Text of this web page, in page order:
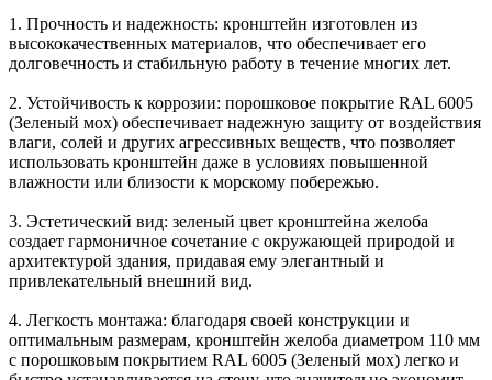
1. Прочность и надежность: кронштейн изготовлен из
высококачественных материалов, что обеспечивает его
долговечность и стабильную работу в течение многих лет.
2. Устойчивость к коррозии: порошковое покрытие RAL 6005
(Зеленый мох) обеспечивает надежную защиту от воздействия
влаги, солей и других агрессивных веществ, что позволяет
использовать кронштейн даже в условиях повышенной
влажности или близости к морскому побережью.
3. Эстетический вид: зеленый цвет кронштейна желоба
создает гармоничное сочетание с окружающей природой и
архитектурой здания, придавая ему элегантный и
привлекательный внешний вид.
4. Легкость монтажа: благодаря своей конструкции и
оптимальным размерам, кронштейн желоба диаметром 110 мм
с порошковым покрытием RAL 6005 (Зеленый мох) легко и